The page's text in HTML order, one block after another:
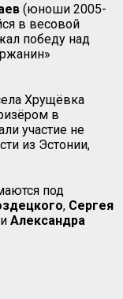
(юноши 2005-
в весовой
победу над
Хрущёвка
в
участие не
из Эстонии,
под
, Сергея
и Александра